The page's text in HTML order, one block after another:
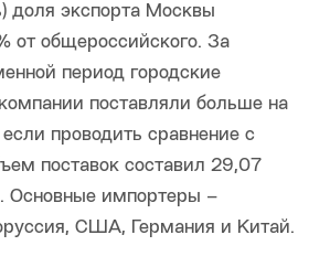
доля экспорта Москвы
от общероссийского. За
период городские
поставляли больше на
проводить сравнение с
поставок составил 29,07
Основные импортеры –
США, Германия и Китай.